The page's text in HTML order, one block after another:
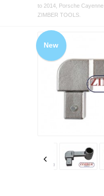
to 2014, Porsche
ZIMBER TOOLS.
New